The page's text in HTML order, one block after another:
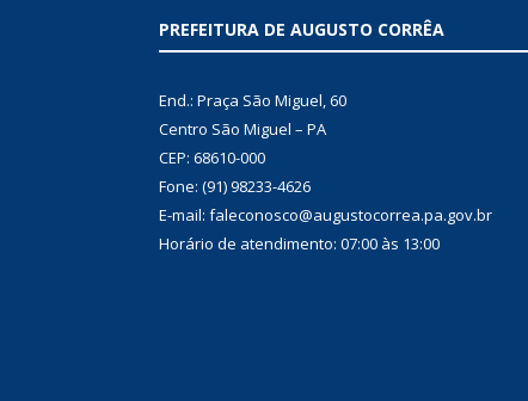
PREFEITURA DE AUGUSTO CORRÊA
End.: Praça São Miguel, 60
Centro São Miguel – PA
CEP: 68610-000
Fone: (91) 98233-4626
E-mail: faleconosco@augustocorrea.pa.gov.br
Horário de atendimento: 07:00 às 13:00